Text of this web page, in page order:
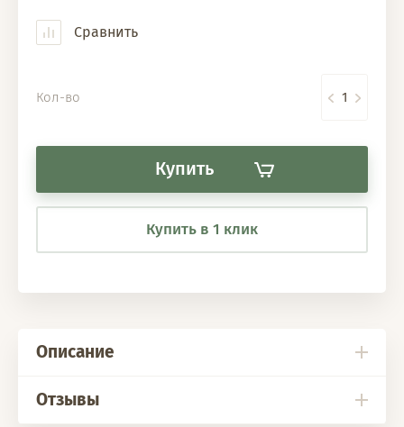
Сравнить
Кол-во
Купить
Купить в 1 клик
Описание
Отзывы